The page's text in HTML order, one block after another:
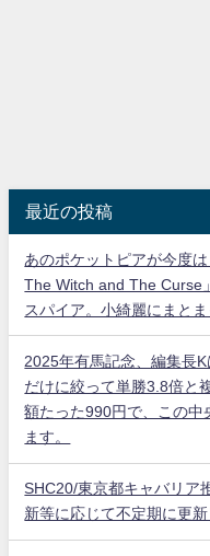
最近の投稿
あのポケットピアが今度
The Witch and The Curse
スパイア。小綺麗にまと
2025年有馬記念、編集長
だけに絞って単勝3.8倍と
額たった990円で、この中
ます。
SHC20/東京都キャバリア
新等に応じて不定期に更新